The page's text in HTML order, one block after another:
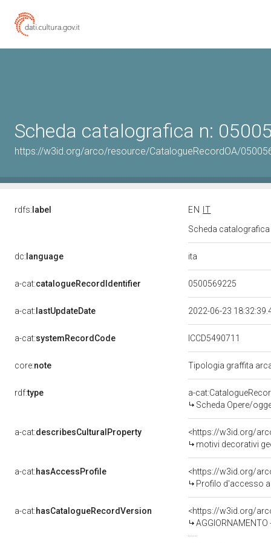
Scheda catalografica n:
https://w3id.org/arco/resource/CatalogueRecordOA/
rdfs: label EN
IT
Scheda
dc: language ita
a-cat:catalogueRecordIdentifier 0500569225
a-cat: lastUpdateDate 2022-06-23
a-cat:systemRecordCode ICCD5490711
core:note Tipologia graffita
rdf:type
a-
Scheda Opere/
a-cat:describesCulturalProperty
<https://w3id.org/
motivi decorativi
a-cat:hasAccessProfile
<https://w3id.org/
Profilo d'accesso
a-cat:hasCatalogueRecordVersion
<https://w3id.org/